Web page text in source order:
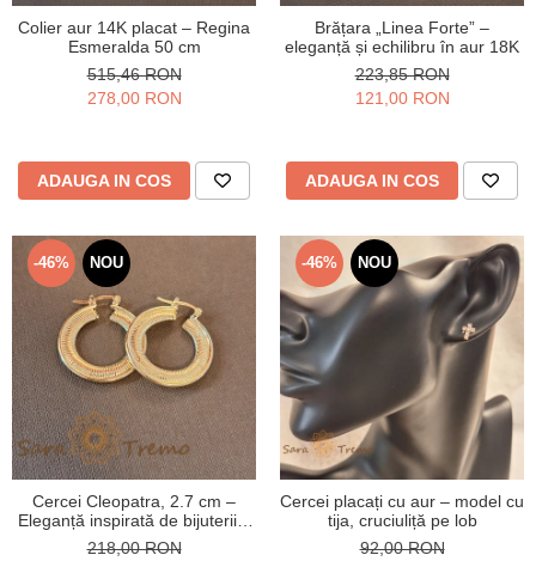
Colier aur 14K placat – Regina
Esmeralda 50 cm
515,46 RON
278,00 RON
ADAUGA IN COS
Brățara „Linea Forte” –
eleganță și echilibru în aur 18K
223,85 RON
121,00 RON
ADAUGA IN COS
-46% NOU
Cercei Cleopatra, 2.7 cm –
Eleganță inspirată de bijuteriile
antice egiptene
218,00 RON
-46% NOU
Cercei placați cu aur – model cu
tija, cruciuliță pe lob
92,00 RON